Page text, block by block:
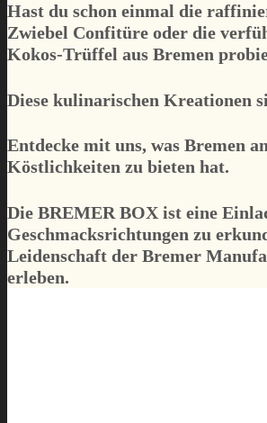
Hast du schon einmal die
Zwiebel Confitüre oder die
Kokos-Trüffel aus Bremen
Diese kulinarischen Kreationen
Entdecke mit uns, was Bremen
Köstlichkeiten zu bieten hat.
Die BREMER BOX ist eine
Geschmacksrichtungen zu
Leidenschaft der Bremer
erleben.